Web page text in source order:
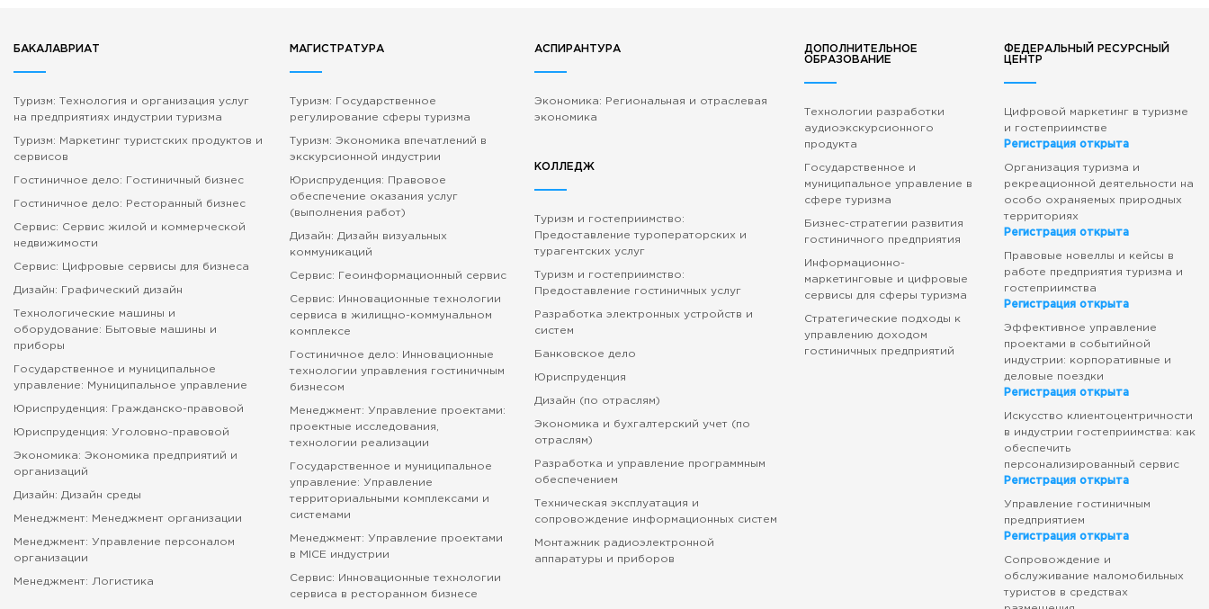
БАКАЛАВРИАТ
Туризм: Технология и организация услуг
на предприятиях индустрии туризма
Туризм: Маркетинг туристских продуктов и
сервисов
Гостиничное дело: Гостиничный бизнес
Гостиничное дело: Ресторанный бизнес
Сервис: Сервис жилой и коммерческой
недвижимости
Сервис: Цифровые сервисы для бизнеса
Дизайн: Графический дизайн
Технологические машины и
оборудование: Бытовые машины и
приборы
Государственное и муниципальное
управление: Муниципальное управление
Юриспруденция: Гражданско-правовой
Юриспруденция: Уголовно-правовой
Экономика: Экономика предприятий и
организаций
Дизайн: Дизайн среды
Менеджмент: Менеджмент организации
Менеджмент: Управление персоналом
организации
Менеджмент: Логистика
МАГИСТРАТУРА
Туризм: Государственное
регулирование сферы туризма
Туризм: Экономика впечатлений в
экскурсионной индустрии
Юриспруденция: Правовое
обеспечение оказания услуг
(выполнения работ)
Дизайн: Дизайн визуальных
коммуникаций
Сервис: Геоинформационный сервис
Сервис: Инновационные технологии
сервиса в жилищно-коммунальном
комплексе
Гостиничное дело: Инновационные
технологии управления гостиничным
бизнесом
Менеджмент: Управление проектами:
проектные исследования,
технологии реализации
Государственное и муниципальное
управление: Управление
территориальными комплексами и
системами
Менеджмент: Управление проектами
в MICE индустрии
Сервис: Инновационные технологии
сервиса в ресторанном бизнесе
АСПИРАНТУРА
Экономика: Региональная и отраслевая
экономика
КОЛЛЕДЖ
Туризм и гостеприимство:
Предоставление туроператорских и
турагентских услуг
Туризм и гостеприимство:
Предоставление гостиничных услуг
Разработка электронных устройств и
систем
Банковское дело
Юриспруденция
Дизайн (по отраслям)
Экономика и бухгалтерский учет (по
отраслям)
Разработка и управление программным
обеспечением
Техническая эксплуатация и
сопровождение информационных систем
Монтажник радиоэлектронной
аппаратуры и приборов
ДОПОЛНИТЕЛЬНОЕ
ОБРАЗОВАНИЕ
Технологии разработки
аудиоэкскурсионного
продукта
Государственное и
муниципальное управление в
сфере туризма
Бизнес-стратегии развития
гостиничного предприятия
Информационно-
маркетинговые и цифровые
сервисы для сферы туризма
Стратегические подходы к
управлению доходом
гостиничных предприятий
ФЕДЕРАЛЬНЫЙ РЕСУРСНЫЙ
ЦЕНТР
Цифровой маркетинг в туризме
и гостеприимстве
Регистрация открыта
Организация туризма и
рекреационной деятельности на
особо охраняемых природных
территориях
Регистрация открыта
Правовые новеллы и кейсы в
работе предприятия туризма и
гостеприимства
Регистрация открыта
Эффективное управление
проектами в событийной
индустрии: корпоративные и
деловые поездки
Регистрация открыта
Искусство клиентоцентричности
в индустрии гостеприимства: как
обеспечить
персонализированный сервис
Регистрация открыта
Управление гостиничным
предприятием
Регистрация открыта
Сопровождение и
обслуживание маломобильных
туристов в средствах